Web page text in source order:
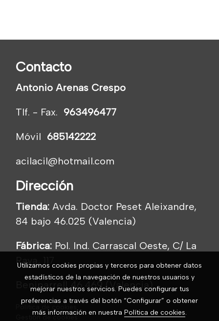
Contacto
Antonio Arenas Crespo
Tlf. - Fax. 963496477
Móvil 685142222
acilacil@hotmail.com
Dirección
Tienda: Avda. Doctor Peset Aleixandre,
84 bajo 46.025 (Valencia)
Fábrica: Pol. Ind. Carrascal Oeste, C/ La
Raya, 117
Beniparrell 46.469 (Valencia)
Política de cookies
Gestión de cookies
Utilizamos cookies propias y terceros para obtener datos
estadísticos de la navegación de nuestros usuarios y
mejorar nuestros servicios. Puedes configurar tus
preferencias a través del botón “Configurar” o obtener
más información en nuestra Política de cookies.